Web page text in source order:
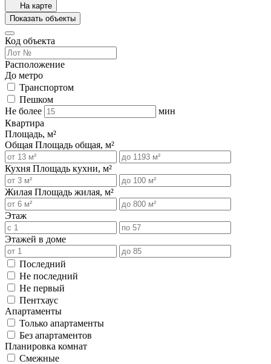
На карте
Показать объекты
Код объекта
Расположение
До метро
Транспортом
Пешком
Не более
мин
Квартира
Площадь, м²
Общая Площадь общая, м²
Кухня Площадь кухни, м²
Жилая Площадь жилая, м²
Этаж
Этажей в доме
Последний
Не последний
Не первый
Пентхаус
Апартаменты
Только апартаменты
Без апартаментов
Планировка комнат
Смежные